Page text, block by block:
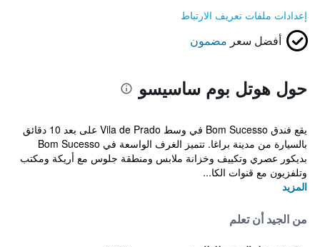
إعدادات ملفات تعريف الارتباط
أفضل سعر مضمون
حول هوتل بوم ساسيسو
يقع فندق Bom Sucesso في وسط Vila de Prado على بعد 10 دقائق
بالسيارة من مدينة براغا. تتميز الغرف الواسعة في Bom Sucesso
بديكور عصري وتكييف وخزانة ملابس ومنطقة جلوس مع أريكة ومكتب
وتلفزيون مع قنوات الكا...
المزيد
من الجيد أن تعلم